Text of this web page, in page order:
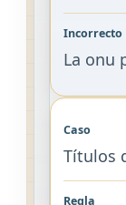
La onu
Títulos